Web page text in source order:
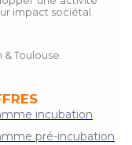
incubation
impact sociétal.
& Toulouse.
pré-incubation